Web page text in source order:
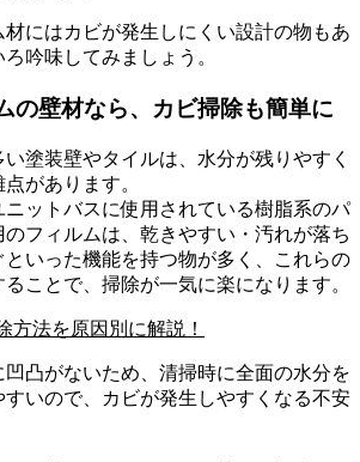
にはカビが発生しにくい設計の物もあ
吟味してみましょう。
の壁材なら、カビ掃除も簡単に
塗装壁やタイルは、水分が残りやすく
があります。
ニットバスに使用されている樹脂系のパ
フィルムは、乾きやすい・汚れが落ち
いった機能を持つ物が多く、これらの
ことで、掃除が一気に楽になります。
方法を原因別に解説！
凹凸がないため、清掃時に全面の水分を
すいので、カビが発生しやすくなる不安